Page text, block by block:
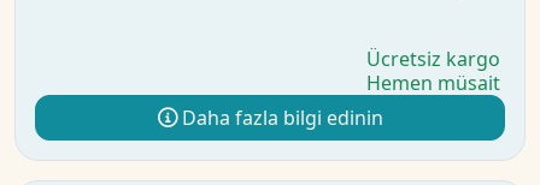
Ücretsiz kargo
Hemen müsait
Daha fazla bilgi edinin